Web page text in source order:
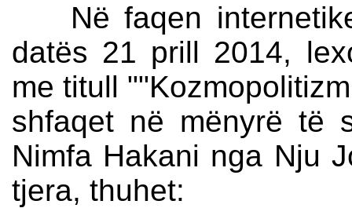
Në faqen
datës 21 prill 2014,
me titull
shfaqet në mënyrë të
Nimfa Hakani nga Nju
tjera, thuhet: